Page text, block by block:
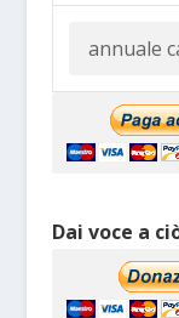
Dai voce a